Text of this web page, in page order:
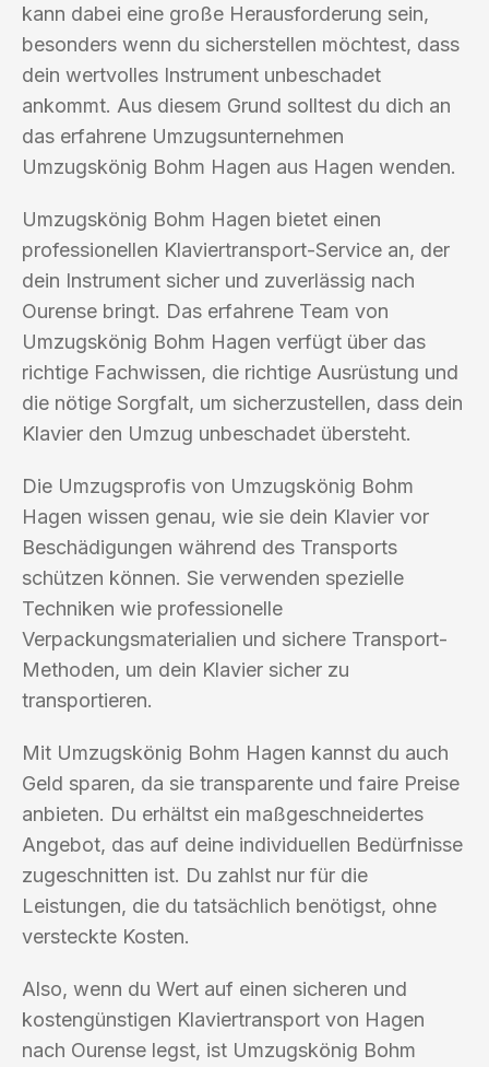
kann dabei eine große Herausforderung sein,
besonders wenn du sicherstellen möchtest, dass
dein wertvolles Instrument unbeschadet
ankommt. Aus diesem Grund solltest du dich an
das erfahrene Umzugsunternehmen
Umzugskönig Bohm Hagen aus Hagen wenden.
Umzugskönig Bohm Hagen bietet einen
professionellen Klaviertransport-Service an, der
dein Instrument sicher und zuverlässig nach
Ourense bringt. Das erfahrene Team von
Umzugskönig Bohm Hagen verfügt über das
richtige Fachwissen, die richtige Ausrüstung und
die nötige Sorgfalt, um sicherzustellen, dass dein
Klavier den Umzug unbeschadet übersteht.
Die Umzugsprofis von Umzugskönig Bohm
Hagen wissen genau, wie sie dein Klavier vor
Beschädigungen während des Transports
schützen können. Sie verwenden spezielle
Techniken wie professionelle
Verpackungsmaterialien und sichere Transport-
Methoden, um dein Klavier sicher zu
transportieren.
Mit Umzugskönig Bohm Hagen kannst du auch
Geld sparen, da sie transparente und faire Preise
anbieten. Du erhältst ein maßgeschneidertes
Angebot, das auf deine individuellen Bedürfnisse
zugeschnitten ist. Du zahlst nur für die
Leistungen, die du tatsächlich benötigst, ohne
versteckte Kosten.
Also, wenn du Wert auf einen sicheren und
kostengünstigen Klaviertransport von Hagen
nach Ourense legst, ist Umzugskönig Bohm